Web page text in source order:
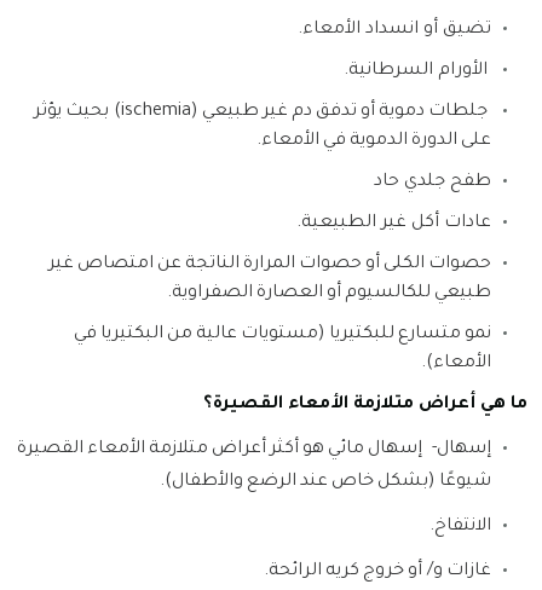
تضيق أو انسداد الأمعاء.
الأورام السرطانية.
جلطات دموية أو تدفق دم غير طبيعي (
ischemia
) بحيث يؤثر
على الدورة الدموية في الأمعاء.
طفح جلدي حاد
عادات أكل غير الطبيعية.
حصوات الكلى أو حصوات المرارة الناتجة عن امتصاص غير
طبيعي للكالسيوم أو العصارة الصفراوية.
نمو متسارع للبكتيريا (مستويات عالية من البكتيريا في
الأمعاء)
.
ما هي أعراض متلازمة الأمعاء القصيرة؟
إسهال- إسهال مائي هو أكثر أعراض متلازمة الأمعاء القصيرة
شيوعًا (بشكل خاص عند الرضع والأطفال)
.
الانتفاخ.
غازات و/ أو خروج كريه الرائحة.